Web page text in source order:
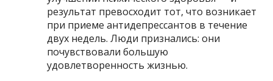
результат превосходит тот, что возникает
при приеме антидепрессантов в течение
двух недель. Люди признались: они
почувствовали большую
удовлетворенность жизнью.